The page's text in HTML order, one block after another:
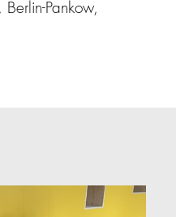
Berlin-Pankow,